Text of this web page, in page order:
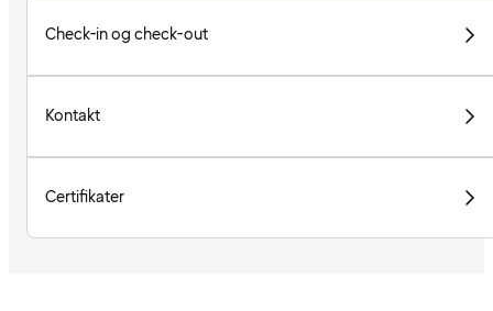
Check-in og check-out
Kontakt
Certifikater